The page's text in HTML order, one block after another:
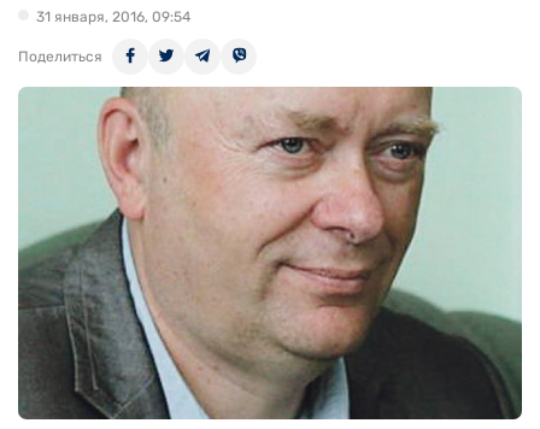
31 января, 2016, 09:54
Поделиться